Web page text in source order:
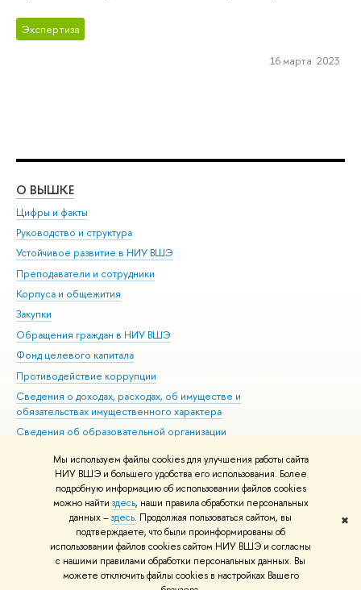
Мы используем файлы cookies для улучшения работы сайта
НИУ ВШЭ и большего удобства его использования. Более
подробную информацию об использовании файлов cookies
можно найти здесь, наши правила обработки персональных
данных –здесь. Продолжая пользоваться сайтом, вы
подтверждаете, что были проинформированы об
использовании файлов cookies сайтом НИУ ВШЭ и согласны
с нашими правилами обработки персональных данных. Вы
можете отключить файлы cookies в настройках Вашего
✖
Экспертиза
16 марта 2023
О ВЫШКЕ
Цифры и факты
Руководство и структура
Устойчивое развитие в НИУ ВШЭ
Преподаватели и сотрудники
Корпуса и общежития
Закупки
Обращения граждан в НИУ ВШЭ
Фонд целевого капитала
Противодействие коррупции
Сведения о доходах, расходах, об имуществе и
обязательствах имущественного характера
Сведения об образовательной организации
Людям с ограниченными возможностями здоровья
Единая платежная страница
Работа в Вышке
© НИУ ВШЭ 1993–2026 Адреса и контакты Условия использования
материалов Политика конфиденциальности Карта сайта
Шрифты HSE Sans и HSE Slab разработаны вШколе дизайна НИУ ВШЭ